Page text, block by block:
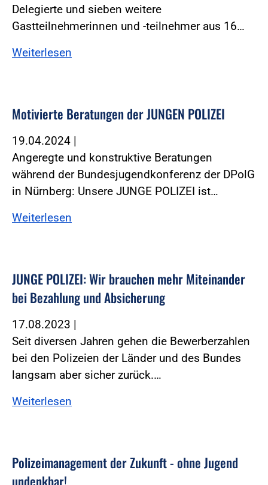
Delegierte und sieben weitere
Gastteilnehmerinnen und -teilnehmer aus 16…
Weiterlesen
Motivierte Beratungen der JUNGEN POLIZEI
19.04.2024 |
Angeregte und konstruktive Beratungen
während der Bundesjugendkonferenz der DPolG
in Nürnberg: Unsere JUNGE POLIZEI ist…
Weiterlesen
JUNGE POLIZEI: Wir brauchen mehr Miteinander
bei Bezahlung und Absicherung
17.08.2023 |
Seit diversen Jahren gehen die Bewerberzahlen
bei den Polizeien der Länder und des Bundes
langsam aber sicher zurück.…
Weiterlesen
Polizeimanagement der Zukunft - ohne Jugend
undenkbar!